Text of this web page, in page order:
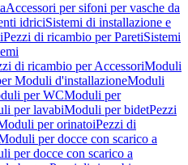
Accessori per sifoni per vasche da
idriciSistemi di installazione e
Pezzi di ricambio per ParetiSistemi
di ricambio per AccessoriModuli
Moduli d'installazioneModuli
per WCModuli per
per lavabiModuli per bidetPezzi
per orinatoiPezzi di
per docce con scarico a
per docce con scarico a